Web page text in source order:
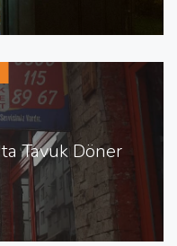
Tavuk Döner